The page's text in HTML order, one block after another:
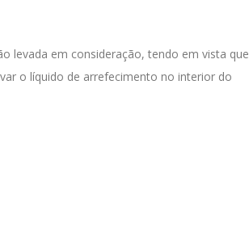
levada em consideração, tendo em vista que
o líquido de arrefecimento no interior do